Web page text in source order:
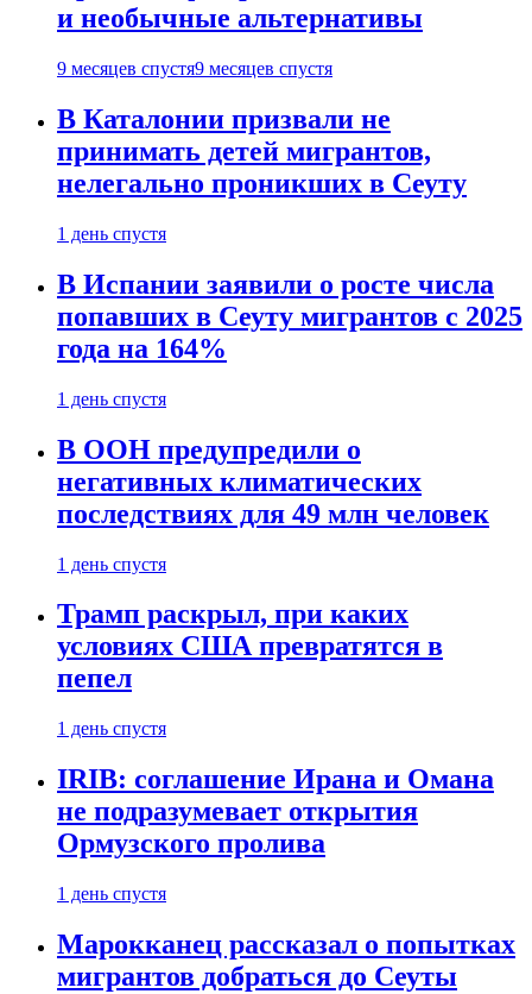
и необычные альтернативы
9 месяцев спустя9 месяцев спустя
В Каталонии призвали не
принимать детей мигрантов,
нелегально проникших в Сеуту
1 день спустя
В Испании заявили о росте числа
попавших в Сеуту мигрантов с 2025
года на 164%
1 день спустя
В ООН предупредили о
негативных климатических
последствиях для 49 млн человек
1 день спустя
Трамп раскрыл, при каких
условиях США превратятся в
пепел
1 день спустя
IRIB: соглашение Ирана и Омана
не подразумевает открытия
Ормузского пролива
1 день спустя
Марокканец рассказал о попытках
мигрантов добраться до Сеуты